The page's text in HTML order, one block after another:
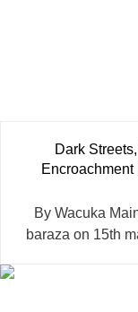
Dark
By Wacuka
baraza on 15th